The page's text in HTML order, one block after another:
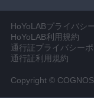
HoYoLABプライバシ
HoYoLAB利用規約
通行証プライバシー
通行証利用規約
Copyright ©